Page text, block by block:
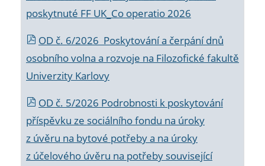
poskytnuté FF UK_Co operatio 2026
OD č. 6/2026 Poskytování a čerpání dnů
osobního volna a rozvoje na Filozofické fakultě
Univerzity Karlovy
OD č. 5/2026 Podrobnosti k poskytování
příspěvku ze sociálního fondu na úroky
z úvěru na bytové potřeby a na úroky
z účelového úvěru na potřeby související